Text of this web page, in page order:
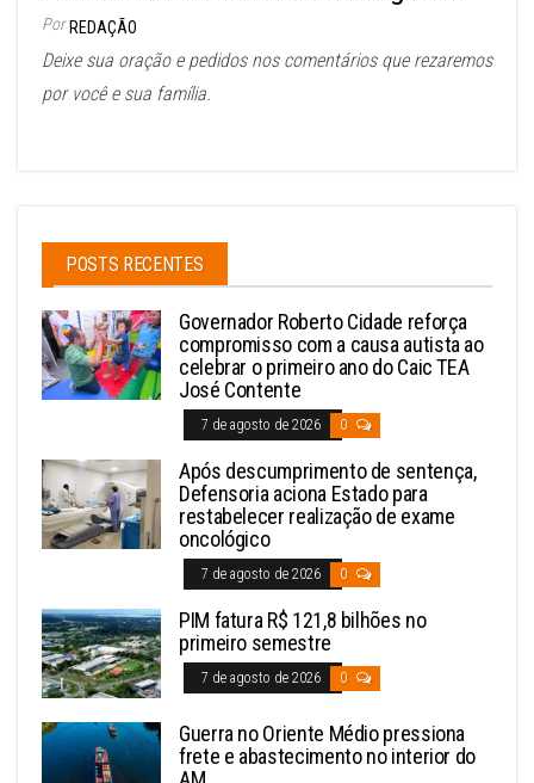
Por REDAÇÃO
Deixe sua oração e pedidos nos comentários que rezaremos
por você e sua família.
POSTS RECENTES
Governador Roberto Cidade reforça
compromisso com a causa autista ao
celebrar o primeiro ano do Caic TEA
José Contente
7 de agosto de 2026 0
Após descumprimento de sentença,
Defensoria aciona Estado para
restabelecer realização de exame
oncológico
7 de agosto de 2026 0
PIM fatura R$ 121,8 bilhões no
primeiro semestre
7 de agosto de 2026 0
Guerra no Oriente Médio pressiona
frete e abastecimento no interior do